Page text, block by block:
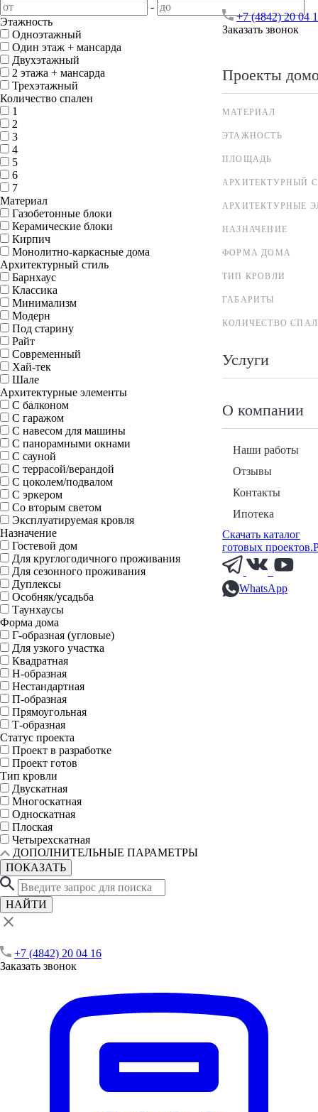
+7 (4842) 20 04
Заказать звонок
Проекты
МАТЕРИАЛ
ЭТАЖНОСТЬ
ПЛОЩАДЬ
АРХИТЕКТУРНЫЙ
АРХИТЕКТУРНЫЕ
НАЗНАЧЕНИЕ
ФОРМА ДОМА
ТИП КРОВЛИ
ГАБАРИТЫ
КОЛИЧЕСТВО
Услуги
О компании
Наши работы
Отзывы
Контакты
Ипотека
Скачать каталог
готовых
WhatsApp
-
Этажность
Одноэтажный
Один этаж + мансарда
Двухэтажный
2 этажа + мансарда
Трехэтажный
Количество спален
1
2
3
4
5
6
7
Материал
Газобетонные блоки
Керамические блоки
Кирпич
Монолитно-каркасные дома
Архитектурный стиль
Барнхаус
Классика
Минимализм
Модерн
Под старину
Райт
Современный
Хай-тек
Шале
Архитектурные элементы
С балконом
С гаражом
С навесом для машины
С панорамными окнами
С сауной
С террасой/верандой
С цоколем/подвалом
С эркером
Со вторым светом
Эксплуатируемая кровля
Назначение
Гостевой дом
Для круглогодичного проживания
Для сезонного проживания
Дуплексы
Особняк/усадьба
Таунхаусы
Форма дома
Г-образная (угловые)
Для узкого участка
Квадратная
Н-образная
Нестандартная
П-образная
Прямоугольная
Т-образная
Статус проекта
Проект в разработке
Проект готов
Тип кровли
Двускатная
Многоскатная
Односкатная
Плоская
Четырехскатная
ДОПОЛНИТЕЛЬНЫЕ ПАРАМЕТРЫ
ПОКАЗАТЬ
НАЙТИ
+7 (4842) 20 04 16
Заказать звонок